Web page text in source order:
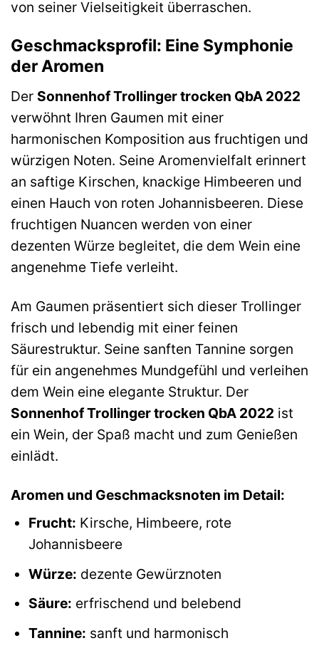
von seiner Vielseitigkeit überraschen.
Geschmacksprofil: Eine Symphonie
der Aromen
Der Sonnenhof Trollinger trocken QbA 2022
verwöhnt Ihren Gaumen mit einer
harmonischen Komposition aus fruchtigen und
würzigen Noten. Seine Aromenvielfalt erinnert
an saftige Kirschen, knackige Himbeeren und
einen Hauch von roten Johannisbeeren. Diese
fruchtigen Nuancen werden von einer
dezenten Würze begleitet, die dem Wein eine
angenehme Tiefe verleiht.
Am Gaumen präsentiert sich dieser Trollinger
frisch und lebendig mit einer feinen
Säurestruktur. Seine sanften Tannine sorgen
für ein angenehmes Mundgefühl und verleihen
dem Wein eine elegante Struktur. Der
Sonnenhof Trollinger trocken QbA 2022 ist
ein Wein, der Spaß macht und zum Genießen
einlädt.
Aromen und Geschmacksnoten im Detail:
Frucht: Kirsche, Himbeere, rote
Johannisbeere
Würze: dezente Gewürznoten
Säure: erfrischend und belebend
Tannine: sanft und harmonisch